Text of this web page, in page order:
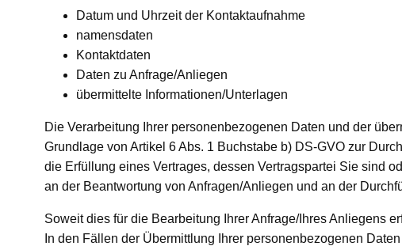
Datum und Uhrzeit der Kontaktaufnahme
namensdaten
Kontaktdaten
Daten zu Anfrage/Anliegen
übermittelte Informationen/Unterlagen
Die Verarbeitung Ihrer personenbezogenen Daten und der
Grundlage von Artikel 6 Abs. 1 Buchstabe b) DS-GVO zur
die Erfüllung eines Vertrages, dessen Vertragspartei Sie sind
an der Beantwortung von Anfragen/Anliegen und an der
Soweit dies für die Bearbeitung Ihrer Anfrage/Ihres Anliegens
In den Fällen der Übermittlung Ihrer personenbezogenen